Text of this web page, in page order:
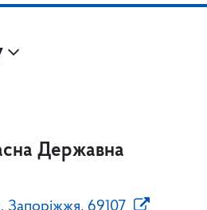
Державна